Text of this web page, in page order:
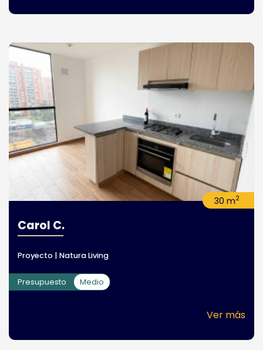
30 m2
Carol C.
Proyecto | Natura Living
Presupuesto Medio
Ver más